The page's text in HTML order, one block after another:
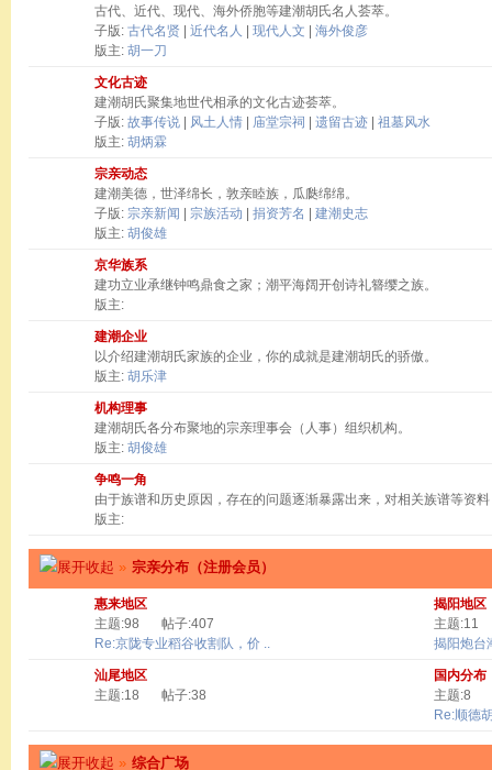
古代、近代、现代、海外侨胞等建潮胡氏名人荟萃。
子版: 古代名贤 近代名人 现代人文
海外俊彦
版主: 胡一刀
文化古迹
建潮胡氏聚集地世代相承的文化古迹荟萃。
子版: 故事传说 风土人情 庙堂宗祠 遗留古迹
祖墓风水
版主: 胡炳霖
宗亲动态
建潮美德，世泽绵长，敦亲睦族，瓜瓞绵绵。
子版: 宗亲新闻 宗族活动 捐资芳名
建潮史志
版主: 胡俊雄
京华族系
建功立业承继钟鸣鼎食之家；潮平海阔开创诗礼簪缨之族。
版主:
建潮企业
以介绍建潮胡氏家族的企业，你的成就是建潮胡氏的骄傲。
版主: 胡乐津
机构理事
建潮胡氏各分布聚地的宗亲理事会（人事）组织机构。
版主: 胡俊雄
争鸣一角
由于族谱和历史原因，存在的问题逐渐暴露出来，对相关族谱等资
版主:
» 宗亲分布（注册会员）
惠来地区
主题:98
帖子:407
Re:京陇专业稻谷收割队，价 ..
揭阳地区
主题:11
揭阳炮台
汕尾地区
主题:18
帖子:38
国内分布
主题:8
Re:顺德
» 综合广场